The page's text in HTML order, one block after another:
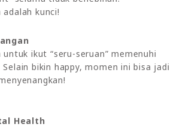
adalah kunci!
untuk ikut “seru-seruan” memenuhi
Selain bikin happy, momen ini bisa jadi
Health